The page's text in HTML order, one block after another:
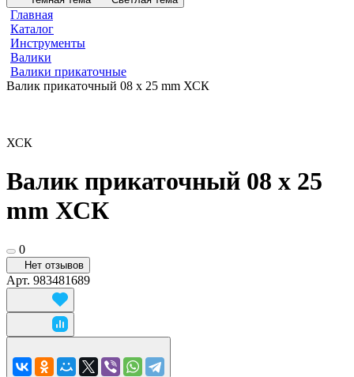
Главная
Каталог
Инструменты
Валики
Валики прикаточные
Валик прикаточный 08 х 25 mm ХСК
ХСК
Валик прикаточный 08 х 25
mm ХСК
0
Нет отзывов
Арт. 983481689